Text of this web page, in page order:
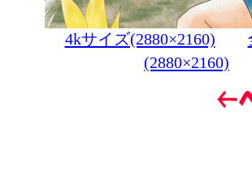
4kサイズ(2880×2160)
(2880×2160)